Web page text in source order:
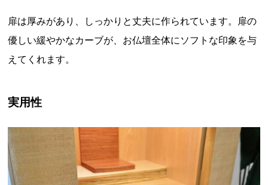
扉は厚みがあり、しっかりと丈夫に作られています。扉の
優しい緩やかなカーブが、お仏壇全体にソフトな印象を与
えてくれます。
実用性